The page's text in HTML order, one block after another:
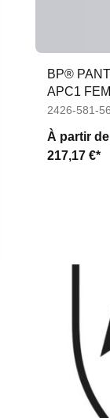
BP®
APC1
2426-581-
À partir de
217,17 €*